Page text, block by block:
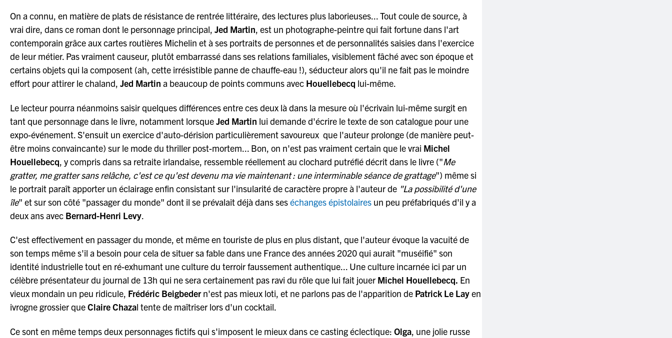
On a connu, en matière de plats de résistance de rentrée littéraire, des lectures plus laborieuses... Tout coule de source, à
vrai dire, dans ce roman dont le personnage principal, Jed Martin, est un photographe-peintre qui fait fortune dans l'art
contemporain grâce aux cartes routières Michelin et à ses portraits de personnes et de personnalités saisies dans l'exercice
de leur métier. Pas vraiment causeur, plutôt embarrassé dans ses relations familiales, visiblement fâché avec son époque et
certains objets qui la composent (ah, cette irrésistible panne de chauffe-eau !), séducteur alors qu'il ne fait pas le moindre
effort pour attirer le chaland, Jed Martin a beaucoup de points communs avec Houellebecq lui-même.
Le lecteur pourra néanmoins saisir quelques différences entre ces deux là dans la mesure où l'écrivain lui-même surgit en
tant que personnage dans le livre, notamment lorsqueJed Martin lui demande d'écrire le texte de son catalogue pour une
expo-événement. S'ensuit un exercice d'auto-dérision particulièrement savoureux que l'auteur prolonge (de manière peut-
être moins convaincante) sur le mode du thriller post-mortem... Bon, on n'est pas vraiment certain que le vrai Michel
Houellebecq, y compris dans sa retraite irlandaise, ressemble réellement au clochard putréfié décrit dans le livre ("Me
gratter, me gratter sans relâche, c'est ce qu'est devenu ma vie maintenant : une interminable séance de grattage") même si
le portrait paraît apporter un éclairage enfin consistant sur l'insularité de caractère propre à l'auteur de "La possibilité d'une
île" et sur son côté "passager du monde" dont il se prévalait déjà dans seséchanges épistolaires un peu préfabriqués d'il y a
deux ans avec Bernard-Henri Levy.
C'est effectivement en passager du monde, et même en touriste de plus en plus distant, que l'auteur évoque la vacuité de
son temps même s'il a besoin pour cela de situer sa fable dans une France des années 2020 qui aurait "muséifié" son
identité industrielle tout en ré-exhumant une culture du terroir faussement authentique... Une culture incarnée ici par un
célèbre présentateur du journal de 13h qui ne sera certainement pas ravi du rôle que lui fait jouer Michel Houellebecq. En
vieux mondain un peu ridicule, Frédéric Beigbedern'est pas mieux loti, et ne parlons pas de l'apparition de Patrick Le Layen
ivrogne grossier queClaire Chazal tente de maîtriser lors d'un cocktail.
Ce sont en même temps deux personnages fictifs qui s'imposent le mieux dans ce casting éclectique: Olga, une jolie russe